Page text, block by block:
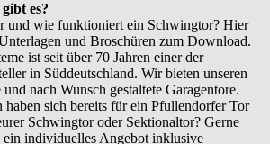
es?
und wie funktioniert ein Schwingtor? Hier
und Broschüren zum Download.
ist seit über 70 Jahren einer der
in Süddeutschland. Wir bieten unseren
nach Wunsch gestaltete Garagentore.
sich bereits für ein Pfullendorfer Tor
Schwingtor oder Sektionaltor? Gerne
individuelles Angebot inklusive